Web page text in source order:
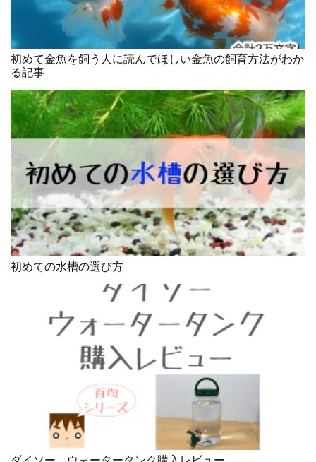
初めて金魚を飼う人に読んでほしい金魚の飼育方法がわか
る記事
初めての水槽の選び方